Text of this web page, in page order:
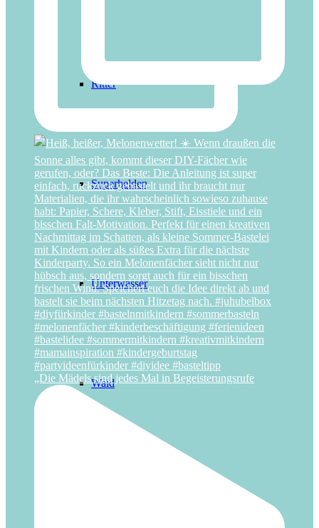
Ritter
Superhelden
Unterwasser
Wald
„Die Mädels sind jedes Mal in Begeisterungsrufe